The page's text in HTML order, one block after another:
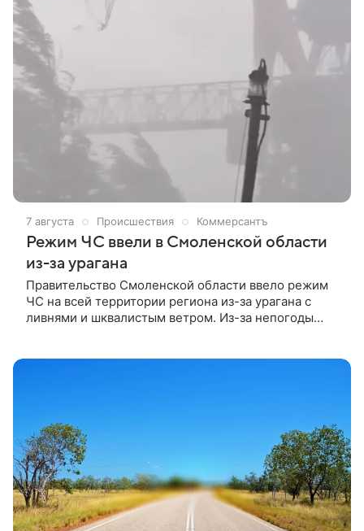
«Соловьиной роще» на несовершеннолетнего упало
дерево, в «Лопатинском саду» погибла женщина.
Информацию подтвердил глава города Александр
Новиков.
7 августа Происшествия Коммерсантъ
Режим ЧС ввели в Смоленской области
из-за урагана
Правительство Смоленской области ввело режим
ЧС на всей территории региона из-за урагана с
ливнями и шквалистым ветром. Из-за непогоды